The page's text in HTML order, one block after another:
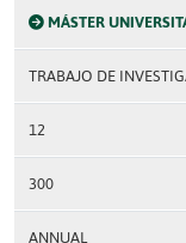
MÁSTER
TRABAJO DE
12
300
ANNUAL